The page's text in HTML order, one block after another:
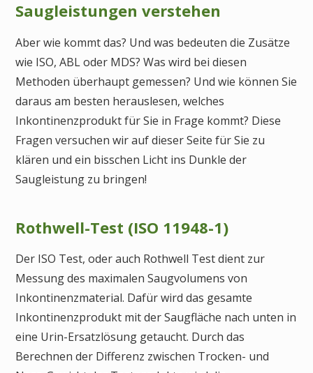
Saugleistungen verstehen
Aber wie kommt das? Und was bedeuten die Zusätze
wie ISO, ABL oder MDS? Was wird bei diesen
Methoden überhaupt gemessen? Und wie können Sie
daraus am besten herauslesen, welches
Inkontinenzprodukt für Sie in Frage kommt? Diese
Fragen versuchen wir auf dieser Seite für Sie zu
klären und ein bisschen Licht ins Dunkle der
Saugleistung zu bringen!
Rothwell-Test (ISO 11948-1)
Der ISO Test, oder auch Rothwell Test dient zur
Messung des maximalen Saugvolumens von
Inkontinenzmaterial. Dafür wird das gesamte
Inkontinenzprodukt mit der Saugfläche nach unten in
eine Urin-Ersatzlösung getaucht. Durch das
Berechnen der Differenz zwischen Trocken- und